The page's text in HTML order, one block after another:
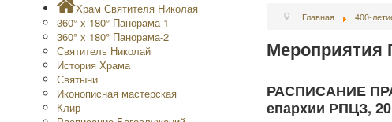
Храм Святителя Николая
360° x 180° Панорама-1
360° x 180° Панорама-2
Святитель Николай
История Храма
Святыни
Иконописная мастерская
Клир
Главная 400-
Мероприятия
РАСПИСАНИЕ
епархии РПЦЗ,